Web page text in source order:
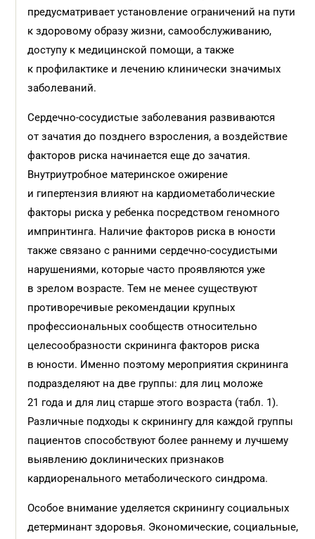
предусматривает установление ограничений на пути
к здоровому образу жизни, самообслуживанию,
доступу к медицинской помощи, а также
к профилактике и лечению клинически значимых
заболеваний.
Сердечно-сосудистые заболевания развиваются
от зачатия до позднего взросления, а воздействие
факторов риска начинается еще до зачатия.
Внутриутробное материнское ожирение
и гипертензия влияют на кардиометаболические
факторы риска у ребенка посредством геномного
импринтинга. Наличие факторов риска в юности
также связано с ранними сердечно-сосудистыми
нарушениями, которые часто проявляются уже
в зрелом возрасте. Тем не менее существуют
противоречивые рекомендации крупных
профессиональных сообществ относительно
целесообразности скрининга факторов риска
в юности. Именно поэтому мероприятия скрининга
подразделяют на две группы: для лиц моложе
21 года и для лиц старше этого возраста (табл. 1).
Различные подходы к скринингу для каждой группы
пациентов способствуют более раннему и лучшему
выявлению доклинических признаков
кардиоренального метаболического синдрома.
Особое внимание уделяется скринингу социальных
детерминант здоровья. Экономические, социальные,